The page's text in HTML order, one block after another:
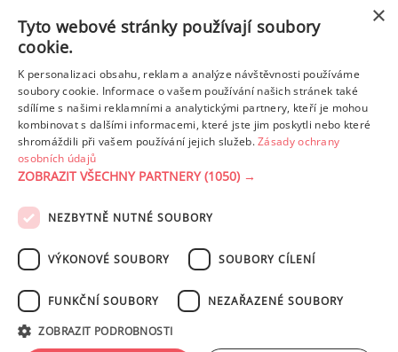
Tuk
z toho nas. mastné kyseliny
4.20 g
1.03 g
Detailní rozpis
PODMÍNKY UŽITÍ ZÁSADY OCHRANY OSOBNÍCH ÚDAJŮ
NASTAVENÍ COOKIES
tohoto serveru je bez písemného souhlasu provozovatele zakázáno.
×
Tyto webové stránky používají soubory
cookie.
K personalizaci obsahu, reklam a analýze návštěvnosti používáme
soubory cookie. Informace o vašem používání našich stránek také
sdílíme s našimi reklamními a analytickými partnery, kteří je mohou
kombinovat s dalšími informacemi, které jste jim poskytli nebo které
shromáždili při vašem používání jejich služeb.Zásady ochrany
osobních údajů
ZOBRAZIT VŠECHNY PARTNERY(1050) →
NEZBYTNĚ NUTNÉ SOUBORY
VÝKONOVÉ SOUBORY SOUBORY CÍLENÍ
FUNKČNÍ SOUBORY NEZAŘAZENÉ SOUBORY
ZOBRAZIT PODROBNOSTI